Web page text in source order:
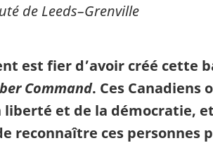
de Leeds–Grenville
est fier d’avoir créé cette
Command. Ces Canadiens
liberté et de la démocratie,
reconnaître ces personnes